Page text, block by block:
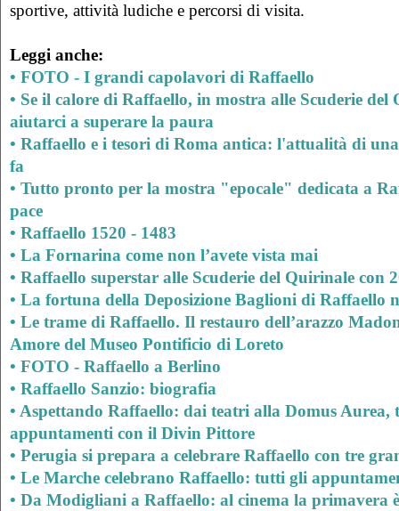
sportive, attività ludiche e percorsi di visita.
Leggi anche:
• FOTO - I grandi capolavori di Raffaello
• Se il calore di Raffaello, in mostra alle Scuderie del
aiutarci a superare la paura
• Raffaello e i tesori di Roma antica: l'attualità di
fa
• Tutto pronto per la mostra "epocale" dedicata a
pace
• Raffaello 1520 - 1483
• La Fornarina come non l’avete vista mai
• Raffaello superstar alle Scuderie del Quirinale con
• La fortuna della Deposizione Baglioni di Raffaello
• Le trame di Raffaello. Il restauro dell’arazzo
Amore del Museo Pontificio di Loreto
• FOTO - Raffaello a Berlino
• Raffaello Sanzio: biografia
• Aspettando Raffaello: dai teatri alla Domus Aurea,
appuntamenti con il Divin Pittore
• Perugia si prepara a celebrare Raffaello con tre
• Le Marche celebrano Raffaello: tutti gli
• Da Modigliani a Raffaello: al cinema la primavera